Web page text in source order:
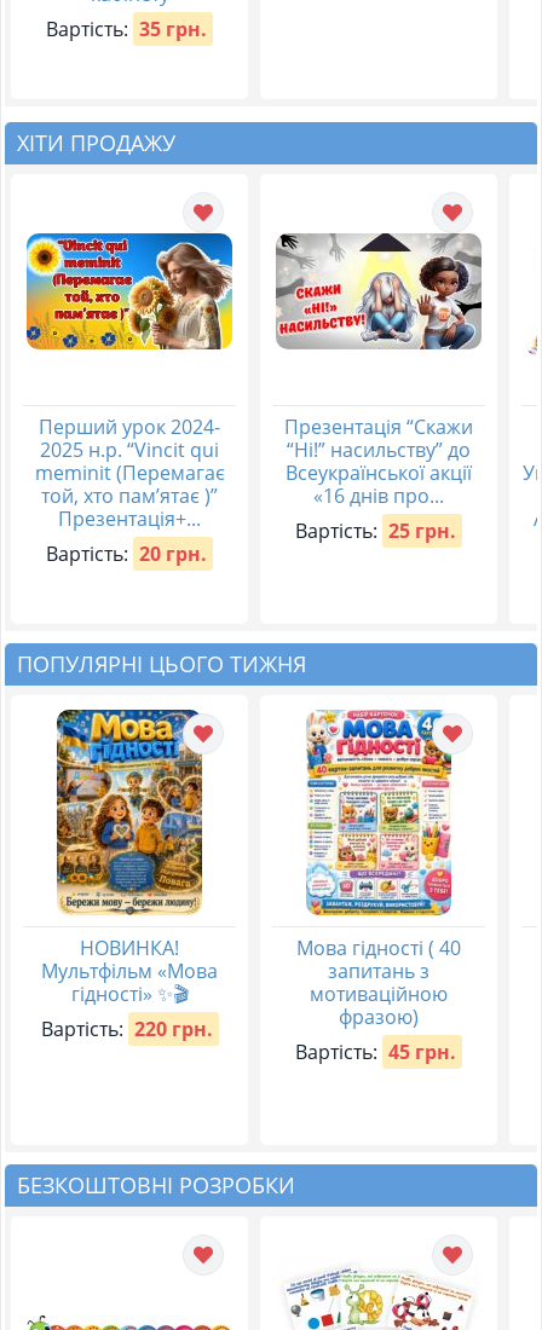
Вартість: 35 грн.
ХІТИ ПРОДАЖУ
Перший урок 2024-
2025 н.р. “Vincit qui
meminit (Перемагає
той, хто пам’ятає )”
Презентація+...
Вартість: 20 грн.
Презентація “Скажи
“Ні!” насильству” до
Всеукраїнської акції
«16 днів про...
Вартість: 25 грн.
ПОПУЛЯРНІ ЦЬОГО ТИЖНЯ
НОВИНКА!
Мультфільм «Мова
гідності» ✨🎬
Вартість: 220 грн.
Мова гідності ( 40
запитань з
мотиваційною
фразою)
Вартість: 45 грн.
БЕЗКОШТОВНІ РОЗРОБКИ